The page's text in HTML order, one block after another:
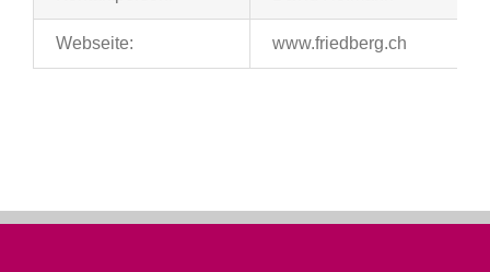
Webseite: www.friedberg.ch